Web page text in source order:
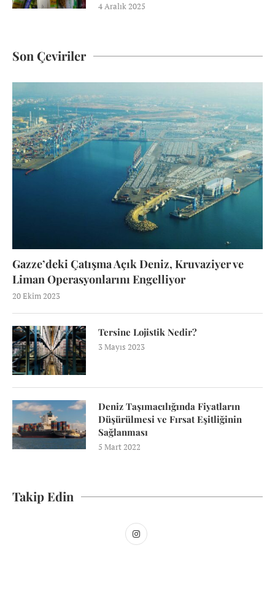
4 Aralık 2025
Son Çeviriler
Gazze’deki Çatışma Açık Deniz, Kruvaziyer ve
Liman Operasyonlarını Engelliyor
20 Ekim 2023
Tersine Lojistik Nedir?
3 Mayıs 2023
Deniz Taşımacılığında Fiyatların
Düşürülmesi ve Fırsat Eşitliğinin
Sağlanması
5 Mart 2022
Takip Edin